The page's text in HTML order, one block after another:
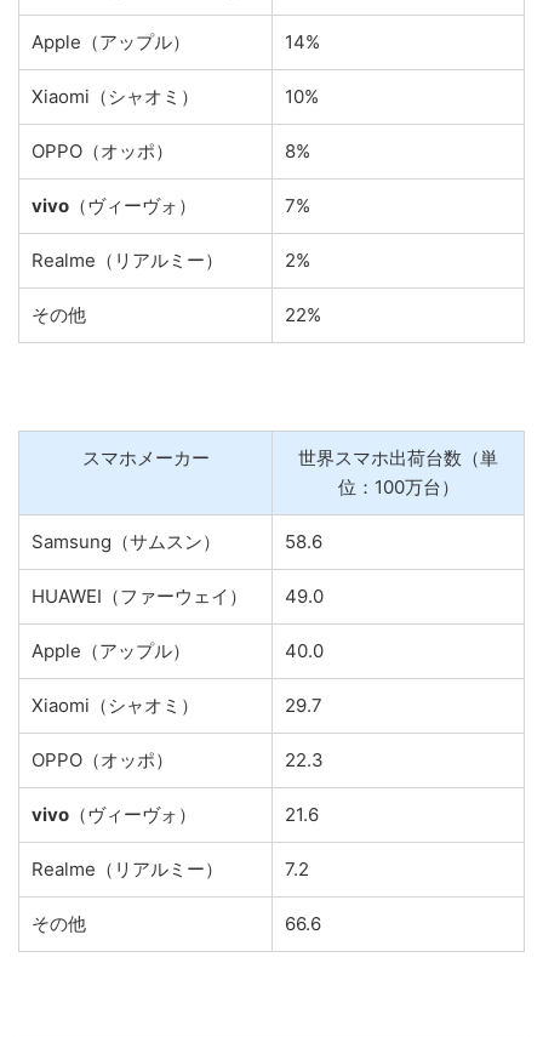
Apple（アップル） 14%
Xiaomi（シャオミ） 10%
OPPO（オッポ） 8%
vivo （ヴィーヴォ） 7%
Realme（リアルミー） 2%
その他 22%
スマホメーカー
世界スマホ出荷台数（単
位：100万台）
Samsung（サムスン） 58.6
HUAWEI（ファーウェイ） 49.0
Apple（アップル） 40.0
Xiaomi（シャオミ） 29.7
OPPO（オッポ） 22.3
vivo （ヴィーヴォ） 21.6
Realme（リアルミー） 7.2
その他 66.6